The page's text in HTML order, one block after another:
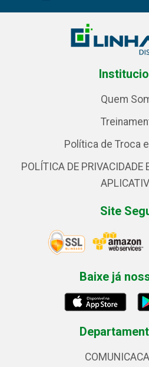
Quem
Política de Troca
POLÍTICA DE PRIVACIDADE
Site
Baixe já